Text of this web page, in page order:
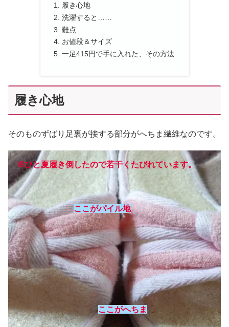
履き心地
洗濯すると……
難点
お値段＆サイズ
一足415円で手に入れた、その方法
履き心地
そのものずばり足裏が接する部分がへちま繊維なのです。
※ひと夏履き倒したので若干くたびれています。
ここがパイル地
ここがへちま